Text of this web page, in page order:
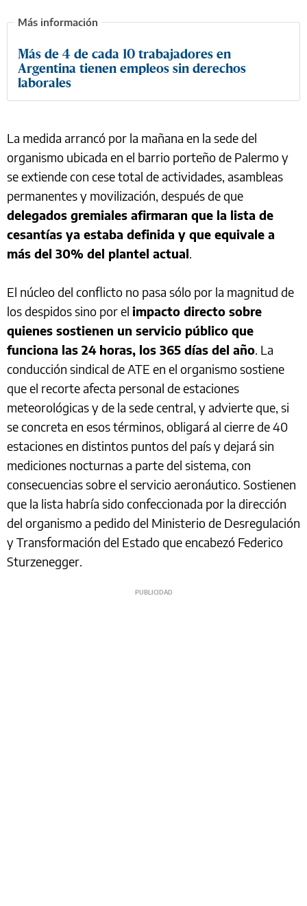
Más de 4 de cada 10 trabajadores en
Argentina tienen empleos sin derechos
laborales
La medida arrancó por la mañana en la sede del
organismo ubicada en el barrio porteño de Palermo y
se extiende con cese total de actividades, asambleas
permanentes y movilización, después de que
delegados gremiales afirmaran que la lista de
cesantías ya estaba definida y que equivale a
más del 30% del plantel actual.
El núcleo del conflicto no pasa sólo por la magnitud de
los despidos sino por el impacto directo sobre
quienes sostienen un servicio público que
funciona las 24 horas, los 365 días del año. La
conducción sindical de ATE en el organismo sostiene
que el recorte afecta personal de estaciones
meteorológicas y de la sede central, y advierte que, si
se concreta en esos términos, obligará al cierre de 40
estaciones en distintos puntos del país y dejará sin
mediciones nocturnas a parte del sistema, con
consecuencias sobre el servicio aeronáutico. Sostienen
que la lista habría sido confeccionada por la dirección
del organismo a pedido del Ministerio de Desregulación
y Transformación del Estado que encabezó Federico
Sturzenegger.